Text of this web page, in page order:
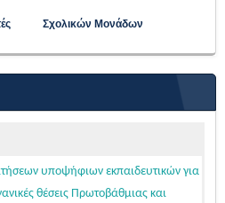
ντές Σχολικών Μονάδων
υποψήφιων εκπαιδευτικών για
θέσεις Πρωτοβάθμιας και